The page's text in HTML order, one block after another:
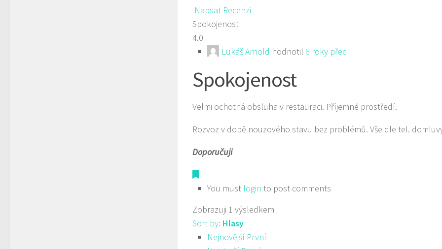
Napsat Recenzi
Spokojenost
4.0
Lukáš Arnold hodnotil 6 roky před
Spokojenost
Velmi ochotná obsluha v restauraci. Příjemné prostředí.
Rozvoz v době nouzového stavu bez problémů. Vše dle tel.
Doporučuji
You must login to post comments
Zobrazuji 1 výsledkem
Sort by: Hlasy
Nejnovější První